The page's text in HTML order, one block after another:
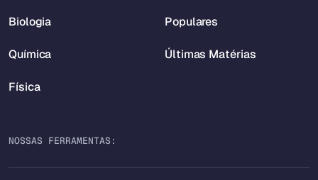
Biologia
Química
Física
Populares
Últimas Matérias
NOSSAS FERRAMENTAS: